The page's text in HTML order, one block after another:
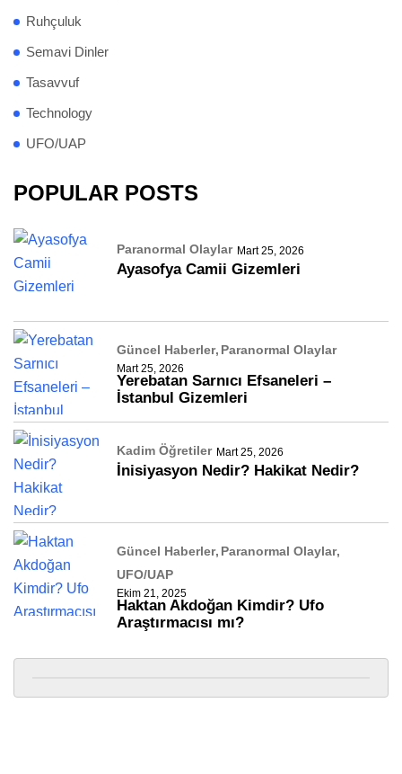
Ruhçuluk
Semavi Dinler
Tasavvuf
Technology
UFO/UAP
POPULAR POSTS
Paranormal Olaylar Mart 25, 2026
Ayasofya Camii Gizemleri
Güncel Haberler Paranormal Olaylar
Mart 25, 2026
Yerebatan Sarnıcı Efsaneleri –
İstanbul Gizemleri
Kadim Öğretiler Mart 25, 2026
İnisiyasyon Nedir? Hakikat Nedir?
Güncel Haberler Paranormal Olaylar
UFO/UAP
Ekim 21, 2025
Haktan Akdoğan Kimdir? Ufo
Araştırmacısı mı?